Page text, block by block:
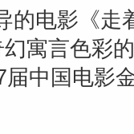
的电影《走
寓言色彩
届中国电影